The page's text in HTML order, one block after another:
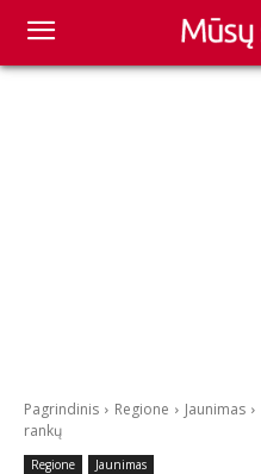
Pagrindinis Regione Jaunimas
rankų
Regione Jaunimas